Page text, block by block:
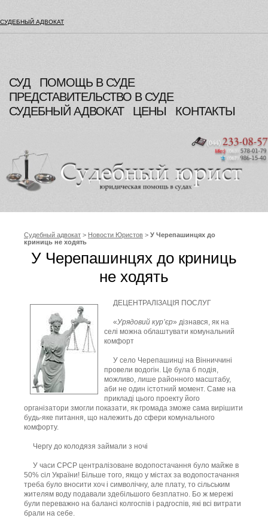
СУДЕБНЫЙ АДВОКАТ
СУД
ПОМОЩЬ В СУДЕ
ПРЕДСТАВИТЕЛЬСТВО В СУДЕ
СУДЕБНЫЙ АДВОКАТ
ЦЕНЫ КОНТАКТЫ
Судебный адвокат > Новости Юристов > У Черепашинцях до
криниць не ходять
У Черепашинцях до криниць
не ходять
ДЕЦЕНТРАЛІЗАЦІЯ ПОСЛУГ
«Урядовий кур’єр» дізнався, як на
селі можна облаштувати комунальний
комфорт
У село Черепашинці на Вінниччині
провели водогін. Це була б подія,
можливо, лише районного масштабу,
аби не один істотний момент. Саме на
прикладі цього проекту його
організатори змогли показати, як громада зможе сама вирішити
будь-яке питання, що належить до сфери комунального
комфорту.
Чергу до колодязя займали з ночі
У часи СРСР централізоване водопостачання було майже в
50% сіл України! Більше того, якщо у містах за водопостачання
треба було вносити хоч і символічну, але плату, то сільським
жителям воду подавали здебільшого безплатно. Бо ж мережі
були переважно на балансі колгоспів і радгоспів, які всі витрати
брали на себе.